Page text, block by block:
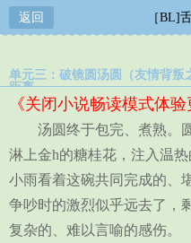
返回 ［BL]
单元三：破镜圆汤圆（友情背叛
距离
《关闭小说畅读模式体验
汤圆终于包完、煮熟。圆
淋上金h的糖桂花，注入温
小雨看着这碗共同完成的、
争吵时的激烈似乎远去了，
复杂的、难以言喻的感伤。